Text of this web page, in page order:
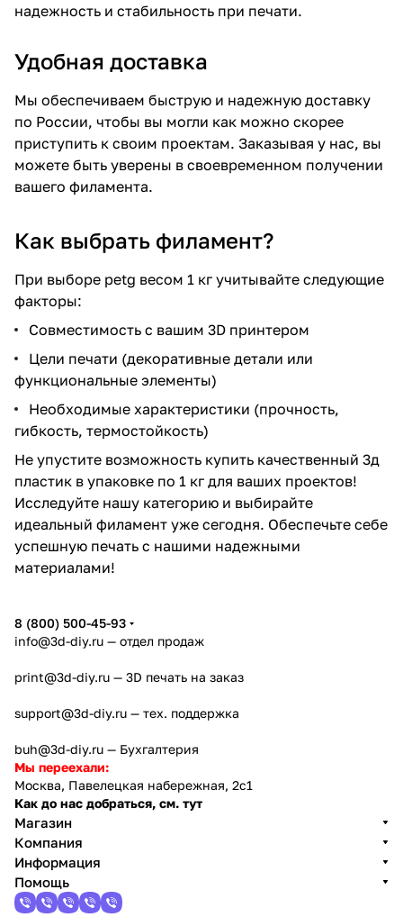
надежность и стабильность при печати.
Удобная доставка
Мы обеспечиваем быструю и надежную доставку
по России, чтобы вы могли как можно скорее
приступить к своим проектам. Заказывая у нас, вы
можете быть уверены в своевременном получении
вашего филамента.
Как выбрать филамент?
При выборе petg весом 1 кг учитывайте следующие
факторы:
Совместимость с вашим 3D принтером
Цели печати (декоративные детали или
функциональные элементы)
Необходимые характеристики (прочность,
гибкость, термостойкость)
Не упустите возможность купить качественный 3д
пластик в упаковке по 1 кг для ваших проектов!
Исследуйте нашу категорию и выбирайте
идеальный филамент уже сегодня. Обеспечьте себе
успешную печать с нашими надежными
материалами!
8 (800) 500-45-93
info@3d-diy.ru — отдел продаж
print@3d-diy.ru — 3D печать на заказ
support@3d-diy.ru — тех. поддержка
buh@3d-diy.ru — Бухгалтерия
Мы переехали:
Москва, Павелецкая набережная, 2с1
Как до нас добраться, см. тут
Магазин
Компания
Информация
Помощь